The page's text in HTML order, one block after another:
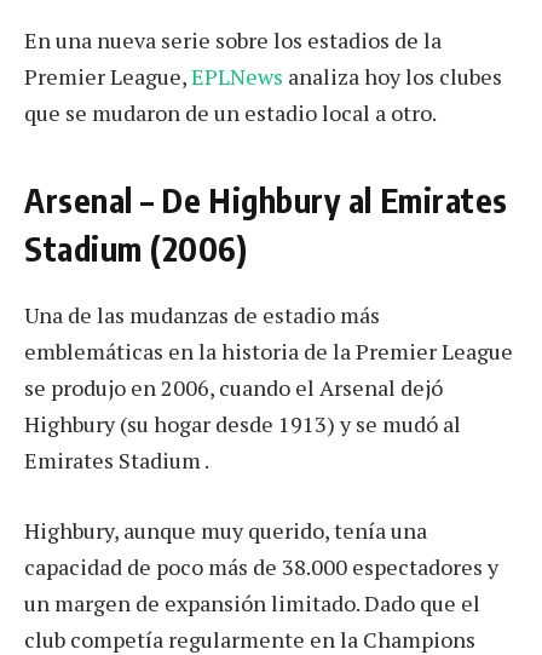
En una nueva serie sobre los estadios de la
Premier League,EPLNews analiza hoy los clubes
que se mudaron de un estadio local a otro.
Arsenal – De Highbury al Emirates
Stadium (2006)
Una de las mudanzas de estadio más
emblemáticas en la historia de la Premier League
se produjo en 2006, cuando el Arsenal dejó
Highbury (su hogar desde 1913) y se mudó al
Emirates Stadium .
Highbury, aunque muy querido, tenía una
capacidad de poco más de 38.000 espectadores y
un margen de expansión limitado. Dado que el
club competía regularmente en la Champions